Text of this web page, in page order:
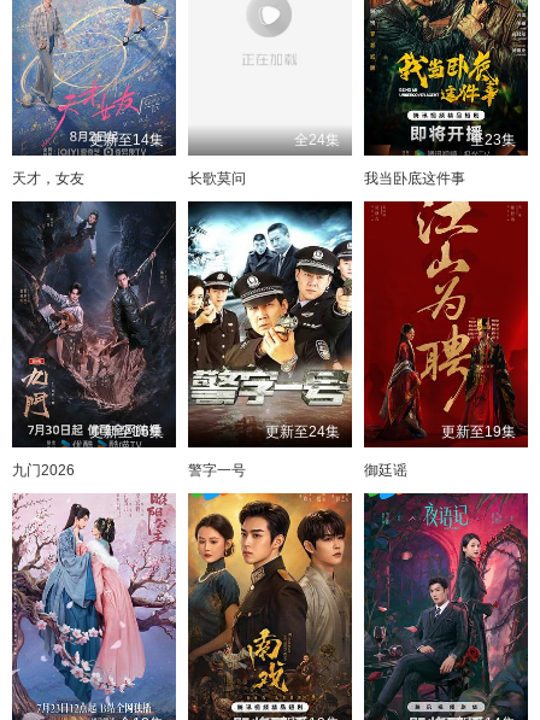
更新至14集
天才，女友
全24集
长歌莫问
全23集
我当卧底这件事
更新至16集
九门2026
更新至24集
警字一号
更新至19集
御廷谣